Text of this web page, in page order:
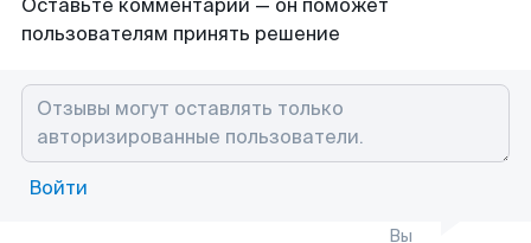
Оставьте комментарий — он поможет
пользователям принять решение
Войти
Вы